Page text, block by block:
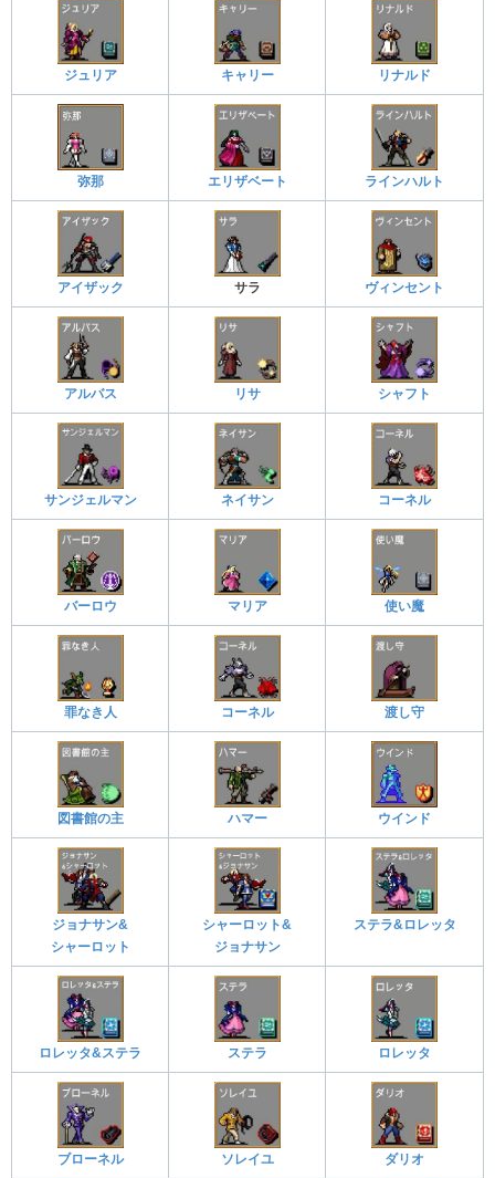
ジュリア キャリー リナルド
弥那 エリザベート ラインハルト
アイザック サラ ヴィンセント
アルバス リサ シャフト
サンジェルマン ネイサン コーネル
バーロウ マリア 使い魔
罪なき人 コーネル 渡し守
図書館の主 ハマー ウインド
ジョナサン&
シャーロット
シャーロット&
ジョナサン
ステラ&ロレッタ
ロレッタ&ステラ ステラ ロレッタ
ブローネル ソレイユ ダリオ